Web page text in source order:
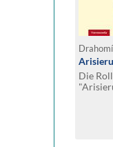
Die